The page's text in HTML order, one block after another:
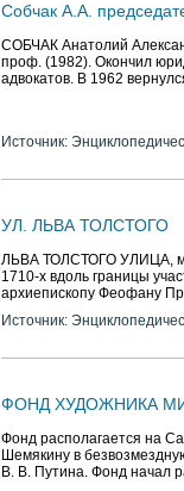
Собчак А.А.
СОБЧАК Анатолий
проф. (1982). Окончил
адвокатов. В 1962
Источник:
УЛ. ЛЬВА ТОЛСТОГО
ЛЬВА ТОЛСТОГО УЛИЦА,
1710-х вдоль границы
архиепископу Феофану
Источник:
ФОНД ХУДОЖНИКА
Фонд располагается на
Шемякину в
В. В. Путина. Фонд начал